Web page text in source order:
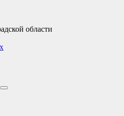
области
Search